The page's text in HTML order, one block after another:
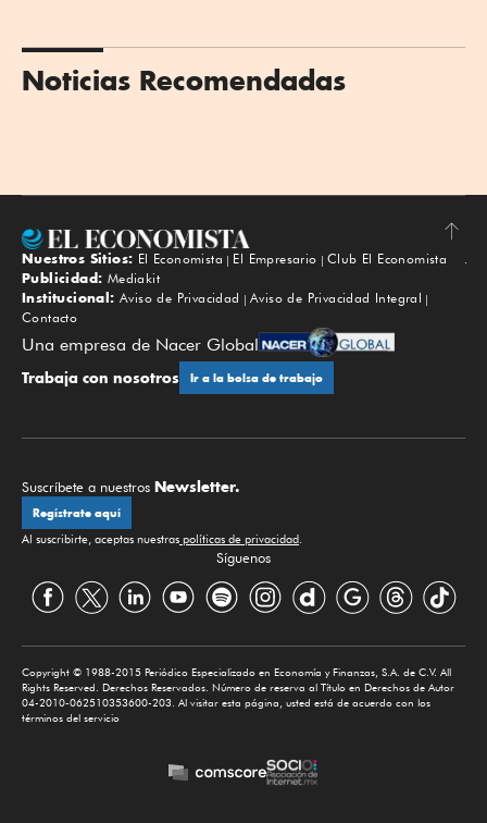
Noticias Recomendadas
Subir
Nuestros Sitios: El Economista El Empresario
Club El Economista
Publicidad: Mediakit
Institucional: Aviso de Privacidad
Aviso de Privacidad Integral
Contacto
Una empresa de Nacer Global
Trabaja con nosotros Ir a la bolsa de trabajo
Suscríbete a nuestros Newsletter.
Regístrate aquí
Al suscribirte, aceptas nuestras políticas de privacidad.
Síguenos
Copyright © 1988-2015 Periódico Especializado en Economía y Finanzas, S.A. de C.V. All
Rights Reserved. Derechos Reservados. Número de reserva al Título en Derechos de Autor
04-2010-062510353600-203. Al visitar esta página, usted está de acuerdo con los
términos del servicio